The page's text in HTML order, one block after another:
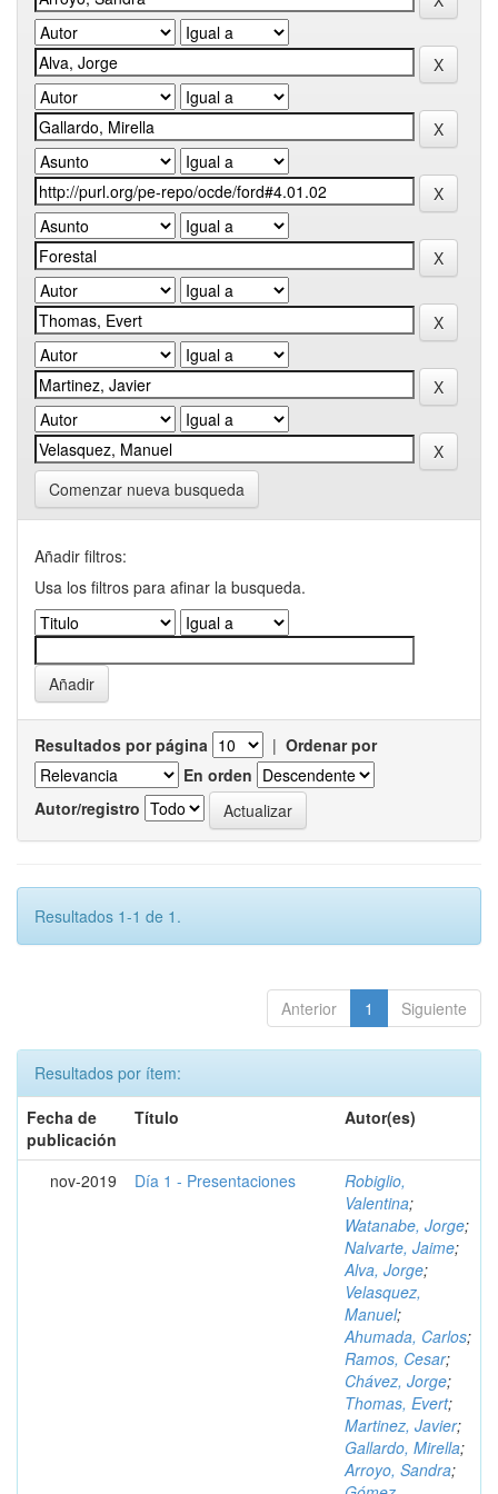
Comenzar nueva busqueda
Añadir filtros:
Usa los filtros para afinar la busqueda.
Resultados por página | Ordenar por
En orden
Autor/registro
Resultados 1-1 de 1.
Anterior 1 Siguiente
Resultados por ítem:
Fecha de
publicación
Título Autor(es)
nov-2019 Día 1 - Presentaciones
Robiglio,
Valentina;
Watanabe, Jorge;
Nalvarte, Jaime;
Alva, Jorge;
Velasquez,
Manuel;
Ahumada, Carlos;
Ramos, Cesar;
Chávez, Jorge;
Thomas, Evert;
Martinez, Javier;
Gallardo, Mirella;
Arroyo, Sandra;